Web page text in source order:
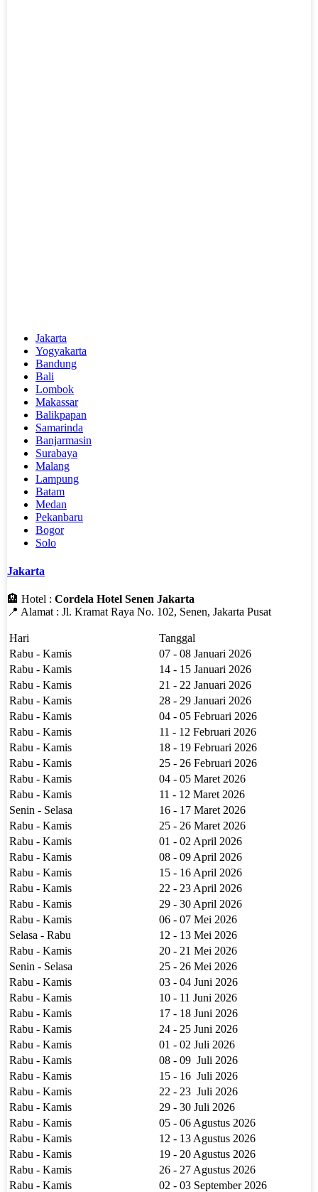
Jakarta
Yogyakarta
Bandung
Bali
Lombok
Makassar
Balikpapan
Samarinda
Banjarmasin
Surabaya
Malang
Lampung
Batam
Medan
Pekanbaru
Bogor
Solo
Jakarta
🏨 Hotel : Cordela Hotel Senen Jakarta
📍 Alamat : Jl. Kramat Raya No. 102, Senen, Jakarta Pusat
Hari
Tanggal
Rabu - Kamis
07 - 08 Januari 2026
Rabu - Kamis
14 - 15 Januari 2026
Rabu - Kamis
21 - 22 Januari 2026
Rabu - Kamis
28 - 29 Januari 2026
Rabu - Kamis
04 - 05 Februari 2026
Rabu - Kamis
11 - 12 Februari 2026
Rabu - Kamis
18 - 19 Februari 2026
Rabu - Kamis
25 - 26 Februari 2026
Rabu - Kamis
04 - 05 Maret 2026
Rabu - Kamis
11 - 12 Maret 2026
Senin - Selasa
16 - 17 Maret 2026
Rabu - Kamis
25 - 26 Maret 2026
Rabu - Kamis
01 - 02 April 2026
Rabu - Kamis
08 - 09 April 2026
Rabu - Kamis
15 - 16 April 2026
Rabu - Kamis
22 - 23 April 2026
Rabu - Kamis
29 - 30 April 2026
Rabu - Kamis
06 - 07 Mei 2026
Selasa - Rabu
12 - 13 Mei 2026
Rabu - Kamis
20 - 21 Mei 2026
Senin - Selasa
25 - 26 Mei 2026
Rabu - Kamis
03 - 04 Juni 2026
Rabu - Kamis
10 - 11 Juni 2026
Rabu - Kamis
17 - 18 Juni 2026
Rabu - Kamis
24 - 25 Juni 2026
Rabu - Kamis
01 - 02 Juli 2026
Rabu - Kamis
08 - 09 Juli 2026
Rabu - Kamis
15 - 16 Juli 2026
Rabu - Kamis
22 - 23 Juli 2026
Rabu - Kamis
29 - 30 Juli 2026
Rabu - Kamis
05 - 06 Agustus 2026
Rabu - Kamis
12 - 13 Agustus 2026
Rabu - Kamis
19 - 20 Agustus 2026
Rabu - Kamis
26 - 27 Agustus 2026
Rabu - Kamis
02 - 03 September 2026